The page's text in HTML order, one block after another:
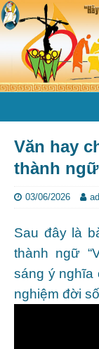
Văn hay
thành ngữ
03/06/2026
Sau đây là
thành ngữ
sáng ý nghĩa
nghiệm đời